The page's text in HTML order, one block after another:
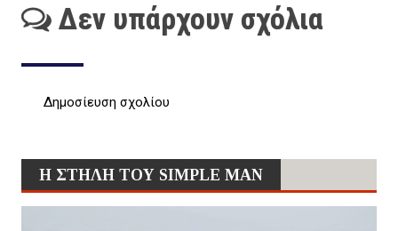
Δεν υπάρχουν σχόλια
Δημοσίευση σχολίου
Η ΣΤΗΛΗ ΤΟΥ SIMPLE MAN